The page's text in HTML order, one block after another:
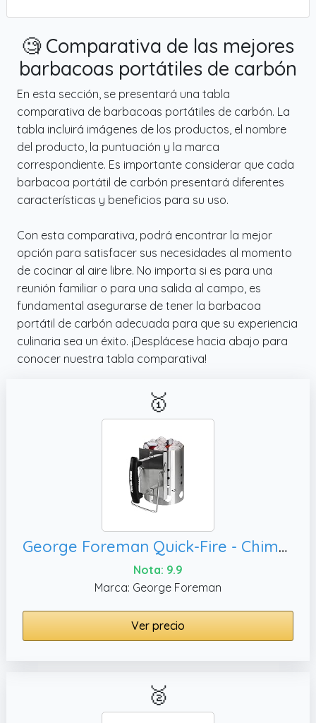
🧐 Comparativa de las mejores
barbacoas portátiles de carbón
En esta sección, se presentará una tabla
comparativa de barbacoas portátiles de carbón. La
tabla incluirá imágenes de los productos, el nombre
del producto, la puntuación y la marca
correspondiente. Es importante considerar que cada
barbacoa portátil de carbón presentará diferentes
características y beneficios para su uso.
Con esta comparativa, podrá encontrar la mejor
opción para satisfacer sus necesidades al momento
de cocinar al aire libre. No importa si es para una
reunión familiar o para una salida al campo, es
fundamental asegurarse de tener la barbacoa
portátil de carbón adecuada para que su experiencia
culinaria sea un éxito. ¡Desplácese hacia abajo para
conocer nuestra tabla comparativa!
🥇
George Foreman Quick-Fire - Chimenea compacta para Barbacoa, GFCMS14
Nota: 9.9
Marca: George Foreman
Ver precio
🥈